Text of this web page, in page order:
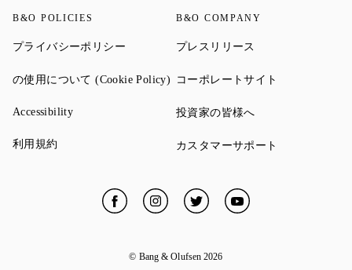
B&O POLICIES
プライバシーポリシー Link Opens in New Tab
の使用について (Cookie Policy) Link Opens in New Tab
AccessibilityLink Opens in New Tab
利用規約
B&O COMPANY
プレスリリース
コーポレートサイト
投資家の皆様へ
カスタマーサポート
FacebookLink Opens in New Tab
InstagramLink Opens in New Tab
TwitterLink Opens in New Tab
YouTubeLink Opens in New
© Bang & Olufsen2026